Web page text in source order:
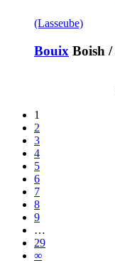
(Lasseube)
Bouix Boish /
1
2
3
4
5
6
7
8
9
…
29
∞